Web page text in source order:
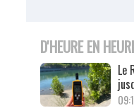
D'HEURE EN
Le